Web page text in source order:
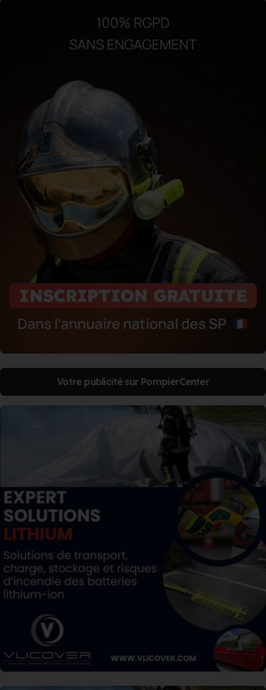
Votre publicité sur PompierCenter